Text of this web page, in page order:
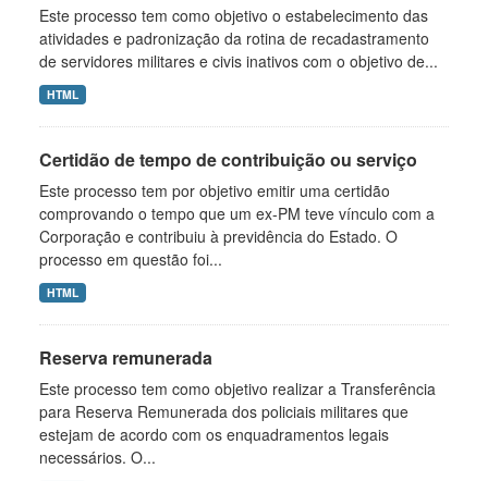
Este processo tem como objetivo o estabelecimento das
atividades e padronização da rotina de recadastramento
de servidores militares e civis inativos com o objetivo de...
HTML
Certidão de tempo de contribuição ou serviço
Este processo tem por objetivo emitir uma certidão
comprovando o tempo que um ex-PM teve vínculo com a
Corporação e contribuiu à previdência do Estado. O
processo em questão foi...
HTML
Reserva remunerada
Este processo tem como objetivo realizar a Transferência
para Reserva Remunerada dos policiais militares que
estejam de acordo com os enquadramentos legais
necessários. O...